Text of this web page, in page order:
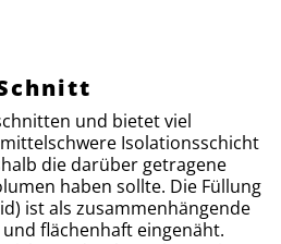
und bietet viel
Isolationsschicht
die darüber getragene
haben sollte. Die Füllung
ist als zusammenhängende
flächenhaft eingenäht.